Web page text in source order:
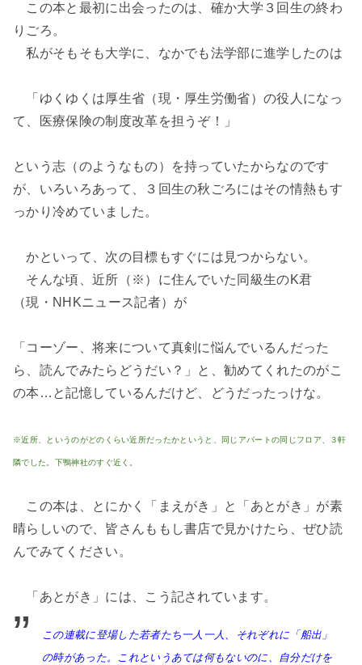
この本と最初に出会ったのは、確か大学３回生の終わ
りごろ。
私がそもそも大学に、なかでも法学部に進学したのは
「ゆくゆくは厚生省（現・厚生労働省）の役人になっ
て、医療保険の制度改革を担うぞ！」
という志（のようなもの）を持っていたからなのです
が、いろいろあって、３回生の秋ごろにはその情熱もす
っかり冷めていました。
かといって、次の目標もすぐには見つからない。
そんな頃、近所（※）に住んでいた同級生のK君
（現・NHKニュース記者）が
「コーゾー、将来について真剣に悩んでいるんだった
ら、読んでみたらどうだい？」と、勧めてくれたのがこ
の本…と記憶しているんだけど、どうだったっけな。
※近所、というのがどのくらい近所だったかというと、同じアパートの同じフロア、３軒
隣でした。下鴨神社のすぐ近く。
この本は、とにかく「まえがき」と「あとがき」が素
晴らしいので、皆さんももし書店で見かけたら、ぜひ読
んでみてください。
「あとがき」には、こう記されています。
この連載に登場した若者たち一人一人、それぞれに「船出」
の時があった。これというあては何もないのに、自分だけを